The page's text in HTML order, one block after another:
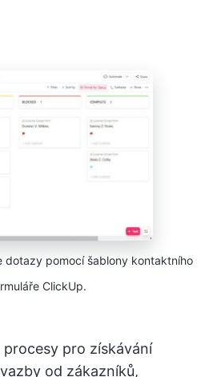
dotazy pomocí šablony kontaktního
ClickUp.
pro získávání
od zákazníků,